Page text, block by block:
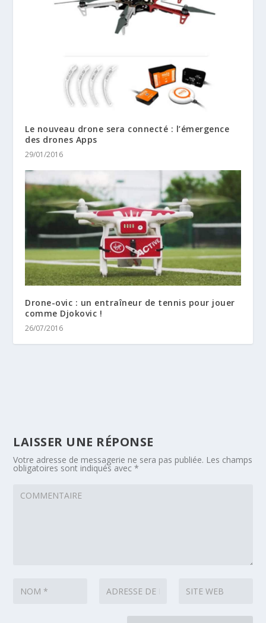
Le nouveau drone sera connecté : l’émergence
des drones Apps
29/01/2016
Drone-ovic : un entraîneur de tennis pour jouer
comme Djokovic !
26/07/2016
LAISSER UNE RÉPONSE
Votre adresse de messagerie ne sera pas publiée. Les champs
obligatoires sont indiqués avec*